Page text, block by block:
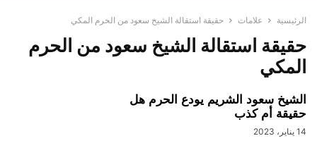
الرئيسية علامات حقيقة استقالة الشيخ سعود من الحرم المكي
حقيقة استقالة الشيخ سعود من الحرم
المكي
الشيخ سعود الشريم يودع الحرم هل
حقيقة أم كذب
14 يناير، 2023